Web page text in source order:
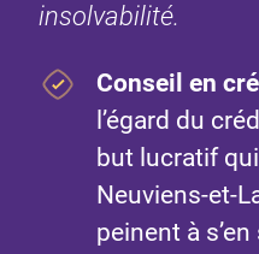
insolvabilité.
Conseil en
l’égard du
but lucratif
Neuviens-et-
peinent à